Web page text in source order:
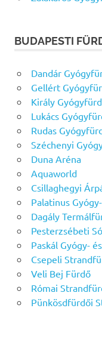
BUDAPESTI
Dandár
Gellért
Király
Lukács
Rudas
Széchenyi
Duna Aréna
Aquaworld
Csillaghegyi
Palatinus
Dagály
Pesterzsébeti
Paskál Gyógy-
Csepeli
Veli Bej Fürdő
Római
Pünkösdfürdői